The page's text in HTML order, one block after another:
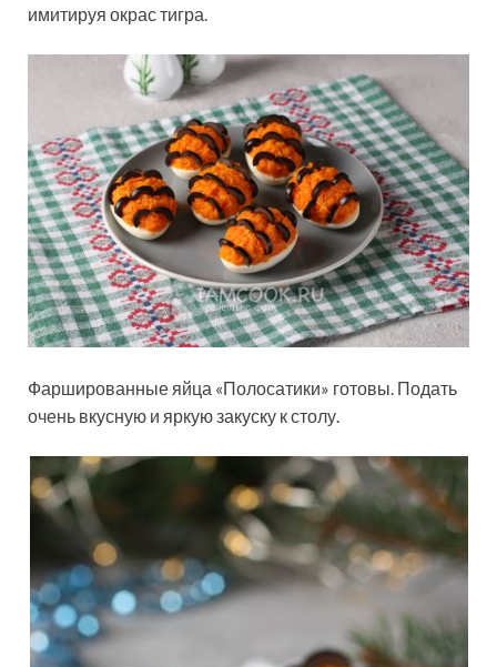
имитируя окрас тигра.
Фаршированные яйца «Полосатики» готовы. Подать
очень вкусную и яркую закуску к столу.